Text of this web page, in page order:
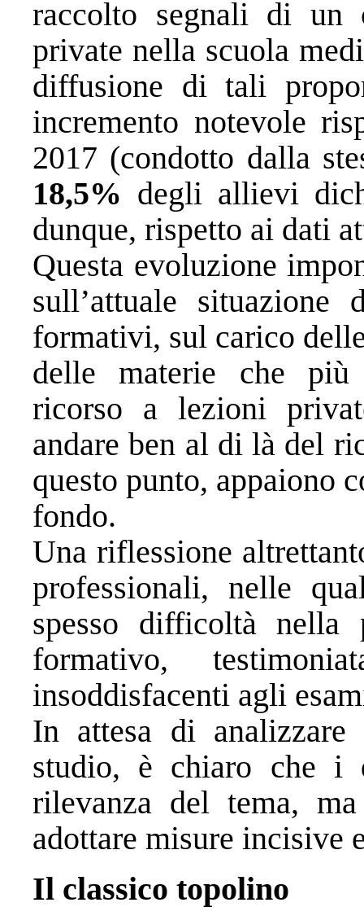
raccolto segnali di un
private nella scuola
diffusione di tali
incremento notevole
2017 (condotto dalla
18,5% degli allievi
dunque, rispetto ai dati
Questa evoluzione
sull’attuale
formativi, sul carico
delle materie che più
ricorso a lezioni
andare ben al di là del
questo punto, appaiono
fondo.
Una riflessione
professionali, nelle
spesso difficoltà nella
formativo,
insoddisfacenti agli
In attesa di
studio, è chiaro che i
rilevanza del tema,
adottare misure incisive
Il classico topolino